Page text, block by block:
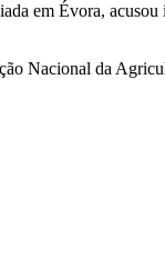
em Évora,
Nacional da